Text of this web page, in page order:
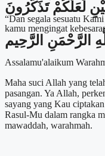
لَعَلَّكُمْ تَذَكَّرُونَ
“Dan segala sesuatu
kamu mengingat
الرَّحْمَنِ الرَّحِيم
Assalamu'alaikum
Maha suci Allah yang
pasangan. Ya Allah,
sayang yang Kau
Rasul-Mu dalam rangka
mawaddah, warahmah.